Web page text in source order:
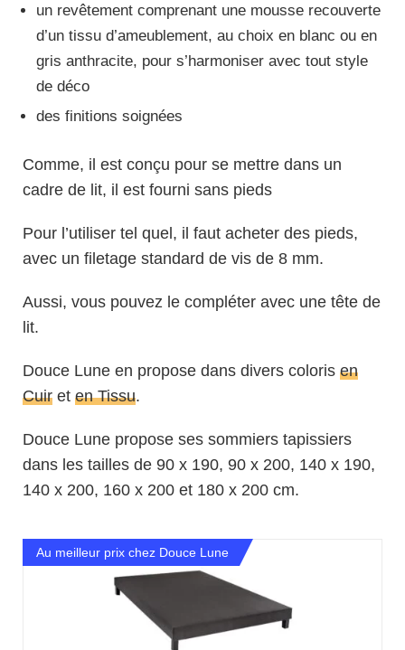
un revêtement comprenant une mousse recouverte
d’un tissu d’ameublement, au choix en blanc ou en
gris anthracite, pour s’harmoniser avec tout style
de déco
des finitions soignées
Comme, il est conçu pour se mettre dans un
cadre de lit, il est fourni sans pieds
Pour l’utiliser tel quel, il faut acheter des pieds,
avec un filetage standard de vis de 8 mm.
Aussi, vous pouvez le compléter avec une tête de
lit.
Douce Lune en propose dans divers coloris en
Cuir et en Tissu.
Douce Lune propose ses sommiers tapissiers
dans les tailles de 90 x 190, 90 x 200, 140 x 190,
140 x 200, 160 x 200 et 180 x 200 cm.
Au meilleur prix chez Douce Lune